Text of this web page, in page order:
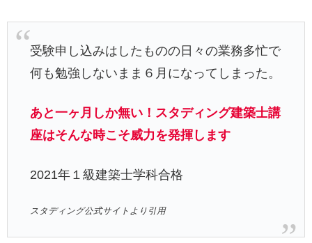
受験申し込みはしたものの日々の業務多忙で
何も勉強しないまま６月になってしまった。
あと一ヶ月しか無い！スタディング建築士講
座はそんな時こそ威力を発揮します
2021年１級建築士学科合格
スタディング公式サイトより引用